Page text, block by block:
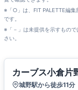
※「○」は、FIT PALETTE編集
です。
※「－」は未提供を示すもの
さい。
カーブス小倉片
城野駅から徒歩11分